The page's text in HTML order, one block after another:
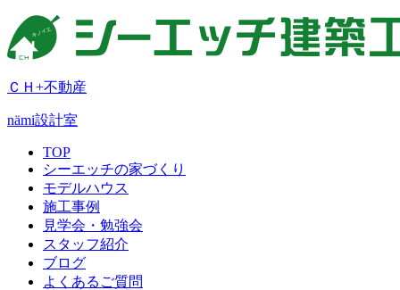
ＣＨ+不動産
nämi設計室
TOP
シーエッチの家づくり
モデルハウス
施工事例
見学会・勉強会
スタッフ紹介
ブログ
よくあるご質問